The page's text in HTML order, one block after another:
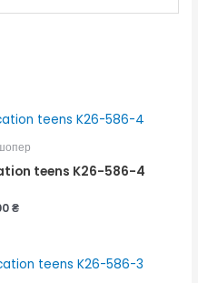
teens K26-586-4
₴